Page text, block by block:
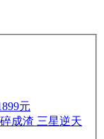
元
成渣 三星逆天